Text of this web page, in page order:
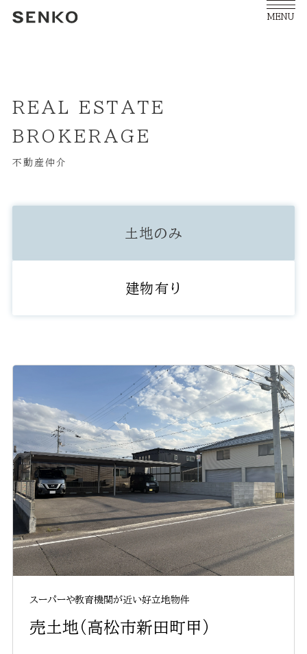
MENU
REAL ESTATE
BROKERAGE
不動産仲介
土地のみ
建物有り
スーパーや教育機関が近い好立地物件
売土地（高松市新田町甲）